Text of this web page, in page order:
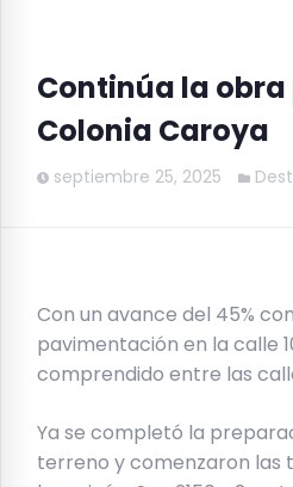
Continúa la
Colonia Caroya
septiembre 25, 2025
Con un avance del 45%
pavimentación en la calle
comprendido entre las
Ya se completó la
terreno y comenzaron las